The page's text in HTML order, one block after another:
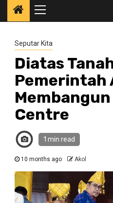
Primary
Menu
Seputar Kita
Diatas
Pemerintah
Centre
1 min read
10 months ago Akol